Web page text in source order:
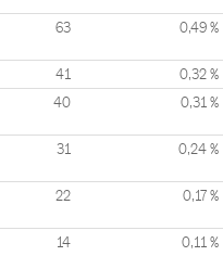
63 0,49 %
41 0,32 %
40 0,31 %
31 0,24 %
22 0,17 %
14 0,11 %